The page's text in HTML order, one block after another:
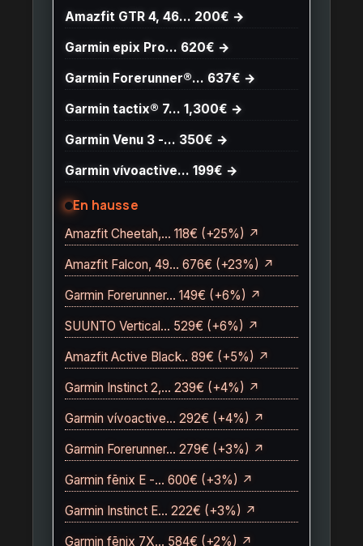
Amazfit GTR 4, 46… 200€ →
Garmin epix Pro… 620€ →
Garmin Forerunner®… 637€ →
Garmin tactix® 7… 1,300€ →
Garmin Venu 3 -… 350€ →
Garmin vívoactive… 199€ →
En hausse
Amazfit Cheetah,… 118€ (+25%) ↗
Amazfit Falcon, 49… 676€ (+23%) ↗
Garmin Forerunner… 149€ (+6%) ↗
SUUNTO Vertical… 529€ (+6%) ↗
Amazfit Active Black.. 89€ (+5%) ↗
Garmin Instinct 2,… 239€ (+4%) ↗
Garmin vívoactive… 292€ (+4%) ↗
Garmin Forerunner… 279€ (+3%) ↗
Garmin fēnix E -… 600€ (+3%) ↗
Garmin Instinct E… 222€ (+3%) ↗
Garmin fēnix 7X… 584€ (+2%) ↗